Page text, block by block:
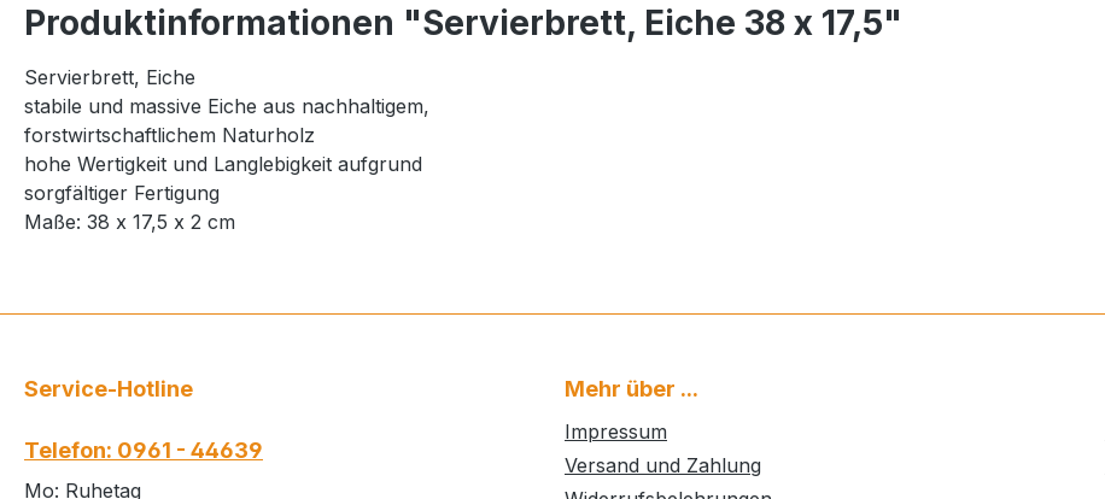
Produktinformationen "Servierbrett, Eiche 38 x 17,5"
Servierbrett, Eiche
stabile und massive Eiche aus nachhaltigem,
forstwirtschaftlichem Naturholz
hohe Wertigkeit und Langlebigkeit aufgrund
sorgfältiger Fertigung
Maße: 38 x 17,5 x 2 cm
Service-Hotline
Telefon: 0961 - 44639
Mo: Ruhetag
Mehr über ...
Impressum
Versand und Zahlung